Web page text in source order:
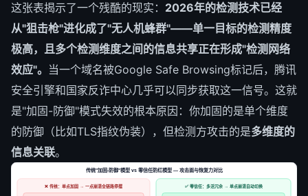
这张表揭示了一个残酷的现实： 2026年的检测技术已经
从"狙击枪"进化成了"无人机蜂群"——单一目标的检测精度
极高，且多个检测维度之间的信息共享正在形成"检测网络
效应"。 当一个域名被Google Safe Browsing标记后，腾讯
安全引擎和国家反诈中心几乎可以同步获取这一信号。这就
是"加固-防御"模式失效的根本原因：你加固的是单个维度
的防御（比如TLS指纹伪装），但检测方攻击的是多维度的
信息关联。
传统"加固-防御"模型 vs 零信任防红模型 — 攻击面与恢复力对比
❌ 传统：单点加固 → 一点崩溃全链路停摆 ✅ 零信任：多活冗余 → 单点崩溃自动切换